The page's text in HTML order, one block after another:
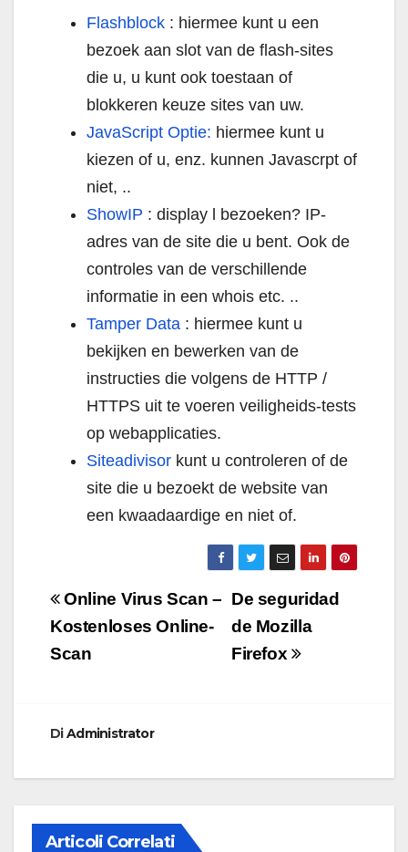
Flashblock : hiermee kunt u een
bezoek aan slot van de flash-sites
die u, u kunt ook toestaan of
blokkeren keuze sites van uw.
JavaScript Optie: hiermee kunt u
kiezen of u, enz. kunnen Javascrpt of
niet, ..
ShowIP : display l bezoeken? IP-
adres van de site die u bent. Ook de
controles van de verschillende
informatie in een whois etc. ..
Tamper Data : hiermee kunt u
bekijken en bewerken van de
instructies die volgens de HTTP /
HTTPS uit te voeren veiligheids-tests
op webapplicaties.
Siteadivisor kunt u controleren of de
site die u bezoekt de website van
een kwaadaardige en niet of.
Navigazione
articoli
De seguridad
de Mozilla
Firefox
Online Virus Scan –
Kostenloses Online-
Scan
DiAdministrator
Articoli Correlati